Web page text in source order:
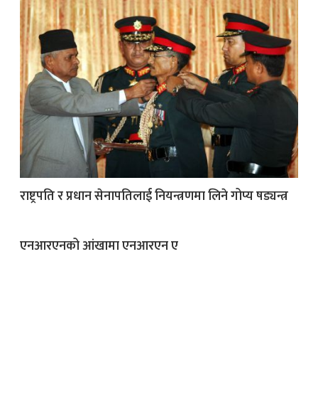
राष्ट्रपति र प्रधान सेनापतिलाई नियन्त्रणमा लिने गोप्य षड्यन्त्र
एनआरएनको आंखामा एनआरएन ए